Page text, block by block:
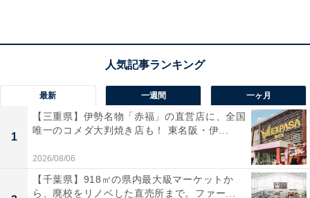
最新 一週間 一ヶ月
1
【三重県】伊勢名物「赤福」の直営店に、全国
唯一のコメダ大判焼き店も！ 東名阪・伊...
2026/08/06
【千葉県】918㎡の県内最大級マーケットか
ら、廃校をリノベした直売所まで。ファー...